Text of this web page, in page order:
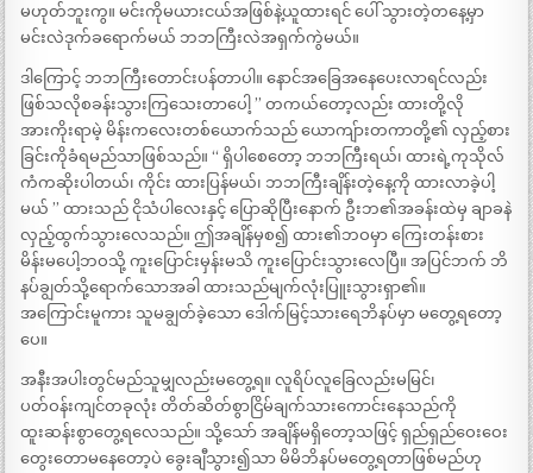
မဟုတ်ဘူးကွ။ မင်းကိုမယားငယ်အဖြစ်နဲ့ယူထားရင် ပေါ် သွားတဲ့တနေ့မှာ
မင်းလဲဒုက်ခရောက်မယ် ဘဘကြီးလဲအရှက်ကွဲမယ်။
ဒါကြောင့် ဘဘကြီးတောင်းပန်တာပါ။ နောင်အခြေအနေပေးလာရင်လည်း
ဖြစ်သလိုစခန်းသွားကြသေးတာပေါ့ ’’ တကယ်တော့လည်း ထားတို့လို
အားကိုးရာမဲ့ မိန်းကလေးတစ်ယောက်သည် ယောကျ်ားတကာတို့၏ လှည့်စား
ခြင်းကိုခံရမည်သာဖြစ်သည်။ ‘‘ ရှိပါစေတော့ ဘဘကြီးရယ်၊ ထားရဲ့ကုသိုလ်
ကံကဆိုးပါတယ်၊ ကိုင်း ထားပြန်မယ်၊ ဘဘကြီးချိန်းတဲ့နေ့ကို ထားလာခဲ့ပါ့
မယ် ’’ ထားသည် ငိုသံပါလေးနှင့် ပြောဆိုပြီးနောက် ဦးဘ၏အခန်းထဲမှ ချာခနဲ
လှည့်ထွက်သွားလေသည်။ ဤအချိန်မှစ၍ ထား၏ဘဝမှာ ကြေးတန်းစား
မိန်းမပေါ့ဘဝသို့ ကူးပြောင်းမှန်းမသိ ကူးပြောင်းသွားလေပြီ။ အပြင်ဘက် ဘိ
နပ်ချွတ်သို့ရောက်သောအခါ ထားသည်မျက်လုံးပြူးသွားရှာ၏။
အကြောင်းမူကား သူမချွတ်ခဲ့သော ဒေါက်မြင့်သားရေဘိနပ်မှာ မတွေ့ရတော့
ပေ။
အနီးအပါးတွင်မည်သူမျှလည်းမတွေ့ရ။ လူရိပ်လူခြေလည်းမမြင်၊
ပတ်ဝန်းကျင်တခုလုံး တိတ်ဆိတ်စွာငြိမ်ချက်သားကောင်းနေသည်ကို
ထူးဆန်းစွာတွေ့ရလေသည်။ သို့သော် အချိန်မရှိတော့သဖြင့် ရှည်ရှည်ဝေးဝေး
တွေးတောမနေတော့ပဲ ခွေးချီသွား၍သာ မိမိဘိနပ်မတွေ့ရတာဖြစ်မည်ဟု